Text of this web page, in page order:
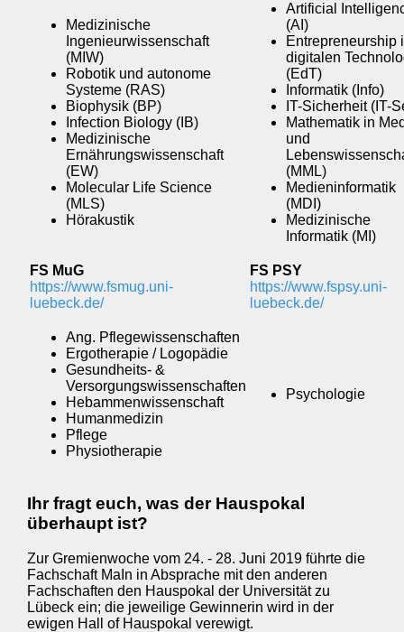
Medizinische
Ingenieurwissenschaft
(MIW)
Robotik und autonome
Systeme (RAS)
Biophysik (BP)
Infection Biology (IB)
Medizinische
Ernährungswissenschaft
(EW)
Molecular Life Science
(MLS)
Hörakustik
Artificial
(AI)
Entrepreneurship
digitalen
(EdT)
Informatik (Info)
IT-Sicherheit (IT-
Mathematik in
und
(MML)
Medieninformatik
(MDI)
Medizinische
Informatik (MI)
FS MuG
https://www.fsmug.uni-
luebeck.de/
FS PSY
https://www.fspsy.uni-
luebeck.de/
Ang. Pflegewissenschaften
Ergotherapie / Logopädie
Gesundheits- &
Versorgungswissenschaften
Hebammenwissenschaft
Humanmedizin
Pflege
Physiotherapie
Psychologie
Ihr fragt euch, was der Hauspokal
überhaupt ist?
Zur Gremienwoche vom 24. - 28. Juni 2019 führte die
Fachschaft MaIn in Absprache mit den anderen
Fachschaften den Hauspokal der Universität zu
Lübeck ein; die jeweilige Gewinnerin wird in der
ewigen Hall of Hauspokal verewigt.